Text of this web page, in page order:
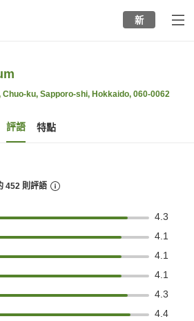
新
ku, Sapporo-shi, Hokkaido, 060-0062
評語 特點
452 則評語
4.3
4.1
4.1
4.1
4.3
4.4